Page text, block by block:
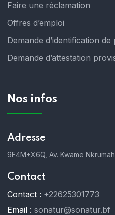
Faire une réclamation
Offres d’emploi
Demande d’identification de
Demande d’attestation
Nos infos
Adresse
9F4M+X6Q, Av. Kwame
Contact
Contact : +22625301773
Email : sonatur@sonatur.bf